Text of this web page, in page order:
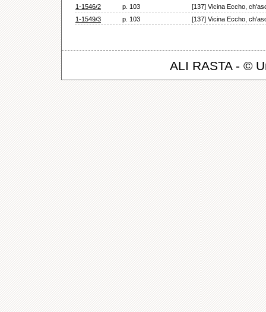
1-1546/2
p. 103
[137] Vicina Eccho,
1-1549/3
p. 103 [137] Vicina Eccho,
ALI RASTA - ©